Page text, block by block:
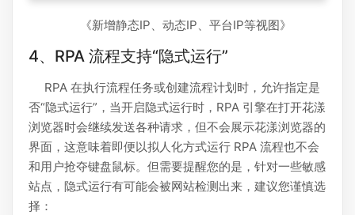
《新增静态IP、动态IP、平台IP等视图》
4、RPA 流程支持“隐式运行”
RPA 在执行流程任务或创建流程计划时，允许指定是
否“隐式运行”，当开启隐式运行时，RPA 引擎在打开花漾
浏览器时会继续发送各种请求，但不会展示花漾浏览器的
界面，这意味着即便以拟人化方式运行 RPA 流程也不会
和用户抢夺键盘鼠标。但需要提醒您的是，针对一些敏感
站点，隐式运行有可能会被网站检测出来，建议您谨慎选
择：